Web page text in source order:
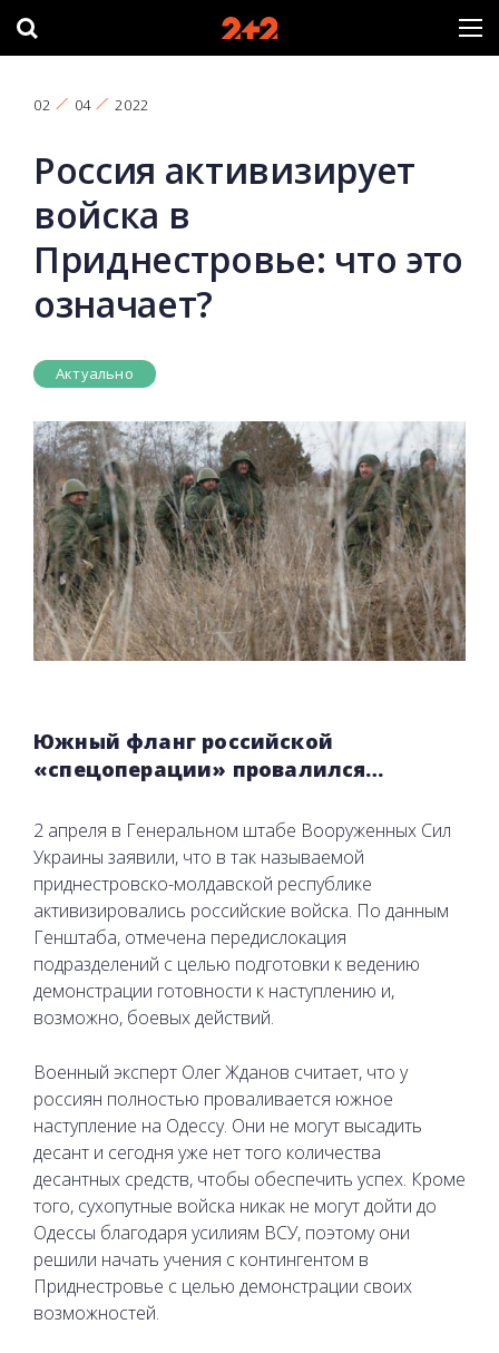
02 04 2022
Россия активизирует
войска в
Приднестровье: что это
означает?
Актуально
Южный фланг российской
«спецоперации» провалился…
2 апреля в Генеральном штабе Вооруженных Сил
Украины заявили, что в так называемой
приднестровско-молдавской республике
активизировались российские войска. По данным
Генштаба, отмечена передислокация
подразделений с целью подготовки к ведению
демонстрации готовности к наступлению и,
возможно, боевых действий.
Военный эксперт Олег Жданов считает, что у
россиян полностью проваливается южное
наступление на Одессу. Они не могут высадить
десант и сегодня уже нет того количества
десантных средств, чтобы обеспечить успех. Кроме
того, сухопутные войска никак не могут дойти до
Одессы благодаря усилиям ВСУ, поэтому они
решили начать учения с контингентом в
Приднестровье с целью демонстрации своих
возможностей.